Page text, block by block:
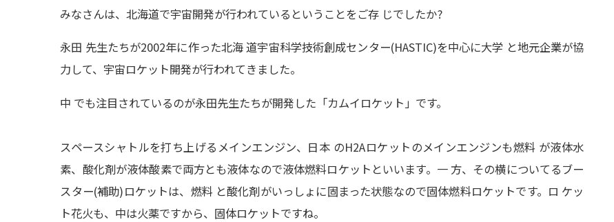
みなさんは、北海道で宇宙開発が行われているということをご存 じでしたか?
永田 先生たちが2002年に作った北海 道宇宙科学技術創成センター(HASTIC)を中心に大学 と地元企業が協
力して、宇宙ロケット開発が行われてきました。
中 でも注目されているのが永田先生たちが開発した「カムイロケット」です。
スペースシャトルを打ち上げるメインエンジン、 日本 のH2Aロケットのメインエンジンも燃料 が液体水
素、酸化剤が液体酸素で両方とも液体なので液体燃料ロケットといいます。 一 方、その横についてるブー
スター(補助)ロケットは、 燃料 と酸化剤がいっしょに固まった状態なので固体燃料ロケットです。 ロ ケッ
ト花火も、中は火薬ですから、固体ロケットですね。